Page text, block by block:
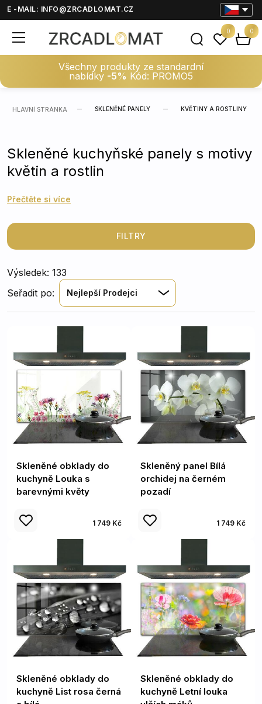
E -MAIL: INFO@ZRCADLOMAT.CZ
Všechny produkty ze standardní
nabídky -5% Kód: PROMO5
0 0
HLAVNÍ STRÁNKA SKLENĚNÉ PANELY KVĚTINY A ROSTLINY
Skleněné kuchyňské panely s motivy
květin a rostlin
Přečtěte si více
FILTRY
Výsledek: 133
Seřadit po:
Nejlepší Prodejci
Skleněné obklady do
kuchyně Louka s
barevnými květy
1 749 Kč
Skleněný panel Bílá
orchidej na černém
pozadí
1 749 Kč
Skleněné obklady do
kuchyně List rosa černá
Skleněné obklady do
kuchyně Letní louka